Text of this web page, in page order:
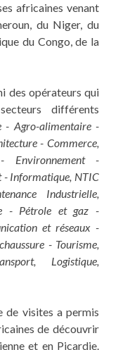
africaines venant
du Niger, du
du Congo, de la
des opérateurs qui
différents
- Agro-alimentaire -
- Commerce,
Environnement -
Informatique, NTIC
Industrielle,
- Pétrole et gaz -
et réseaux -
- Tourisme,
Logistique,
de visites a permis
de découvrir
et en Picardie.